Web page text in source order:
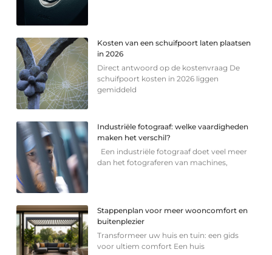
Kosten van een schuifpoort laten plaatsen
in 2026
Direct antwoord op de kostenvraag De
schuifpoort kosten in 2026 liggen
gemiddeld
Industriële fotograaf: welke vaardigheden
maken het verschil?
Een industriële fotograaf doet veel meer
dan het fotograferen van machines,
Stappenplan voor meer wooncomfort en
buitenplezier
Transformeer uw huis en tuin: een gids
voor ultiem comfort Een huis